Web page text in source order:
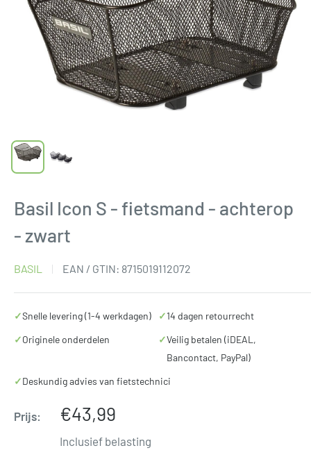
Basil Icon S - fietsmand - achterop
- zwart
BASIL EAN / GTIN: 8715019112072
✓Snelle levering (1-4 werkdagen) ✓14 dagen retourrecht
✓Originele onderdelen ✓Veilig betalen (iDEAL,
Bancontact, PayPal)
✓Deskundig advies van fietstechnici
Prijs: Verkoopprijs
€43,99
Inclusief belasting